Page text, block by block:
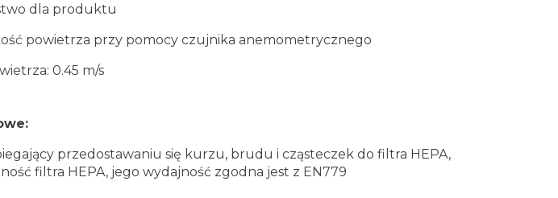
dla produktu
powietrza przy pomocy czujnika anemometrycznego
0.45 m/s
przedostawaniu się kurzu, brudu i cząsteczek do filtra HEPA,
filtra HEPA, jego wydajność zgodna jest z EN779